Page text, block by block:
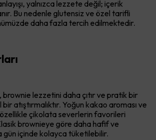
yalnızca lezzete değil; içerik
Bu nedenle glutensiz ve özel tarifli
daha fazla tercih edilmektedir.
, brownie lezzetini daha çıtır ve pratik bir
atıştırmalıktır. Yoğun kakao aroması ve
çikolata severlerin favorileri
brownieye göre daha hafif ve
gün içinde kolayca tüketilebilir.